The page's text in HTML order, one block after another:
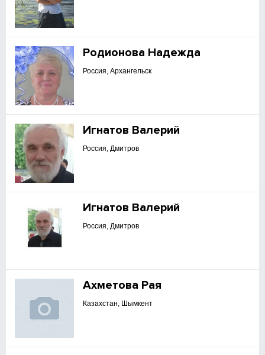
Родионова Надежда
Россия, Архангельск
Игнатов Валерий
Россия, Дмитров
Игнатов Валерий
Россия, Дмитров
Ахметова Рая
Казахстан, Шымкент